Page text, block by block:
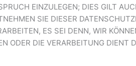
EINZULEGEN; DIES GILT
SIE DIESER
ES SEI DENN, WIR
ODER DIE VERARBEITUNG DIENT